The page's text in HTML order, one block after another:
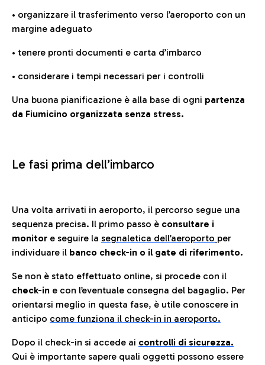
• organizzare il trasferimento verso l’aeroporto con un
margine adeguato
• tenere pronti documenti e carta d’imbarco
• considerare i tempi necessari per i controlli
Una buona pianificazione è alla base di ogni partenza
da Fiumicino organizzata senza stress.
Le fasi prima dell’imbarco
Una volta arrivati in aeroporto, il percorso segue una
sequenza precisa. Il primo passo è consultare i
monitor e seguire la segnaletica dell’aeroporto per
individuare il banco check-in o il gate di riferimento.
Se non è stato effettuato online, si procede con il
check-in e con l’eventuale consegna del bagaglio. Per
orientarsi meglio in questa fase, è utile conoscere in
anticipo come funziona il check-in in aeroporto.
Dopo il check-in si accede ai controlli di sicurezza.
Qui è importante sapere quali oggetti possono essere